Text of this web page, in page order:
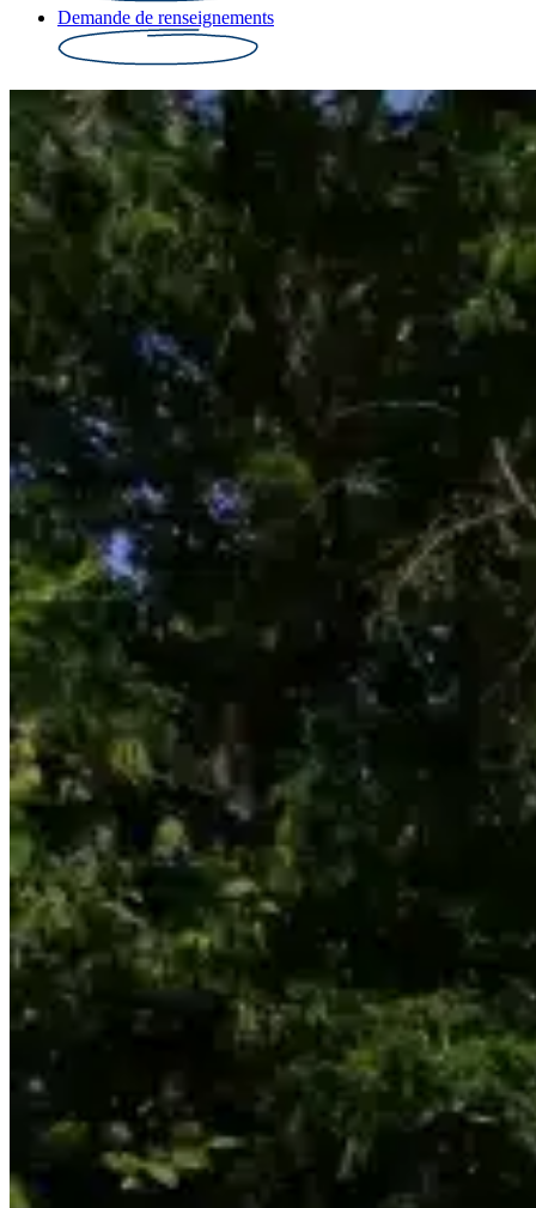
Demande de renseignements